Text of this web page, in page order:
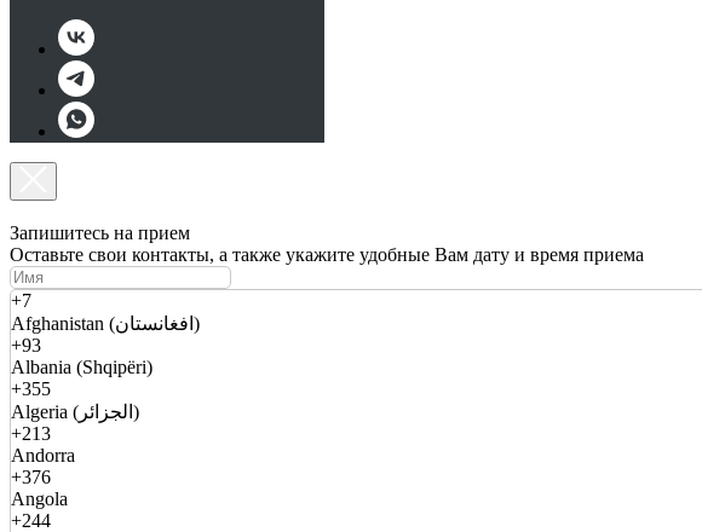
Запишитесь на прием
Оставьте свои контакты, а также укажите удобные Вам дату и время приема
+7
Afghanistan (افغانستان)
+93
Albania (Shqipëri)
+355
Algeria (الجزائر)
+213
Andorra
+376
Angola
+244